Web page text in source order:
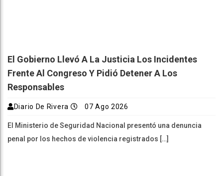
El Gobierno Llevó A La Justicia Los Incidentes
Frente Al Congreso Y Pidió Detener A Los
Responsables
Diario De Rivera 07 Ago 2026
El Ministerio de Seguridad Nacional presentó una denuncia
penal por los hechos de violencia registrados […]